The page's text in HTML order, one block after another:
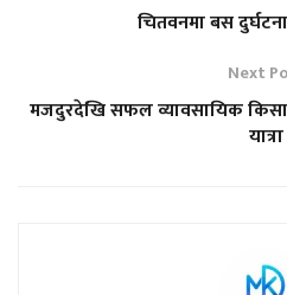
चितवनमा बस
Next
मजदुरदेखि सफल व्यावसायिक
यात्रा